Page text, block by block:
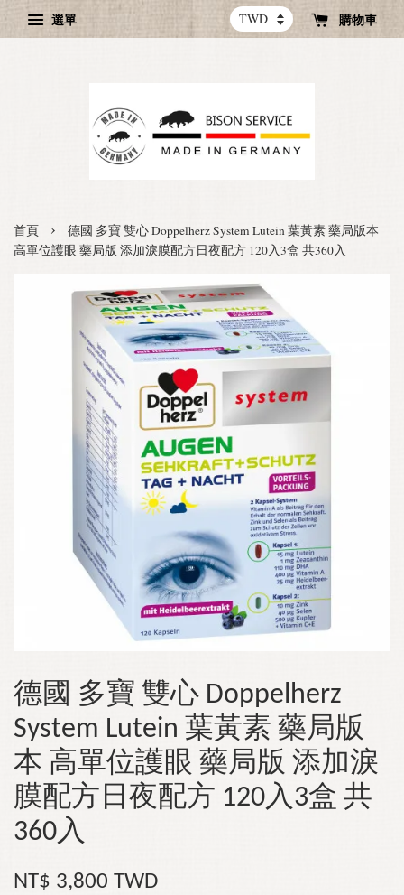
選單 購物車
首頁 ›
德國 多寶 雙心 Doppelherz System Lutein 葉黃素 藥局版本
高單位護眼 藥局版 添加淚膜配方日夜配方 120入3盒 共360入
德國 多寶 雙心 Doppelherz
System Lutein 葉黃素 藥局版
本 高單位護眼 藥局版 添加淚
膜配方日夜配方 120入3盒 共
360入
NT$ 3,800 TWD